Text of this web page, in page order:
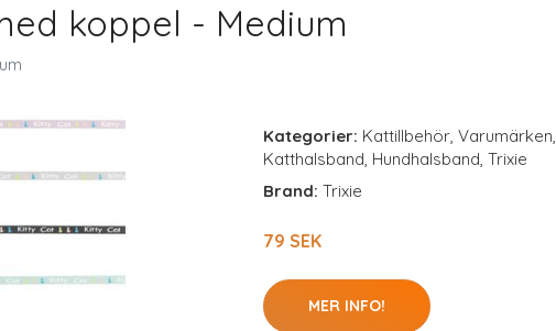
koppel - Medium
Kategorier: Kattillbehör, Varumärken,
Katthalsband, Hundhalsband, Trixie
Brand: Trixie
79 SEK
MER INFO!